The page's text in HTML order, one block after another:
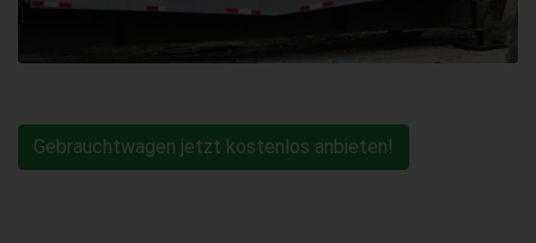
Gebrauchtwagen jetzt kostenlos anbieten!